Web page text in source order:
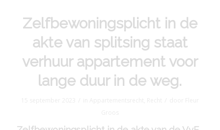
Zelfbewoningsplicht in de
akte van splitsing staat
verhuur appartement voor
lange duur in de weg.